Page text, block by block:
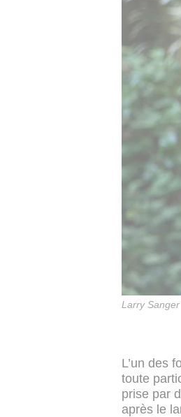
Larry Sanger
L’un des
toute
prise par
après le